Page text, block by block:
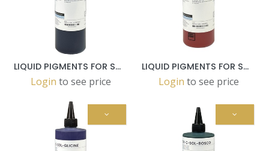
LIQUID PIGMENTS FOR SOLIDRO OLTREMARE 500GR
Login to see price
LIQUID PIGMENTS FOR SOLIDRO GRANATA 500GR
Login to see price